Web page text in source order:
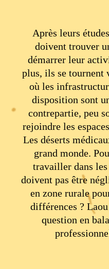
Après leurs
doivent trouver
démarrer leur
plus, ils se tournent
où les
disposition sont
contrepartie, peu
rejoindre les
Les déserts
grand monde.
travailler dans les
doivent pas être
en zone rurale
différences ?
question en